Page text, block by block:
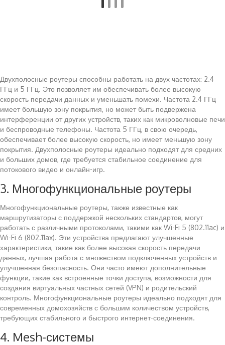
Двухполосные роутеры способны работать на двух частотах: 2.4
ГГц и 5 ГГц. Это позволяет им обеспечивать более высокую
скорость передачи данных и уменьшать помехи. Частота 2.4 ГГц
имеет большую зону покрытия, но может быть подвержена
интерференции от других устройств, таких как микроволновые печи
и беспроводные телефоны. Частота 5 ГГц, в свою очередь,
обеспечивает более высокую скорость, но имеет меньшую зону
покрытия. Двухполосные роутеры идеально подходят для средних
и больших домов, где требуется стабильное соединение для
потокового видео и онлайн-игр.
3. Многофункциональные роутеры
Многофункциональные роутеры, также известные как
маршрутизаторы с поддержкой нескольких стандартов, могут
работать с различными протоколами, такими как Wi-Fi 5 (802.11ac) и
Wi-Fi 6 (802.11ax). Эти устройства предлагают улучшенные
характеристики, такие как более высокая скорость передачи
данных, лучшая работа с множеством подключенных устройств и
улучшенная безопасность. Они часто имеют дополнительные
функции, такие как встроенные точки доступа, возможности для
создания виртуальных частных сетей (VPN) и родительский
контроль. Многофункциональные роутеры идеально подходят для
современных домохозяйств с большим количеством устройств,
требующих стабильного и быстрого интернет-соединения.
4. Mesh-системы